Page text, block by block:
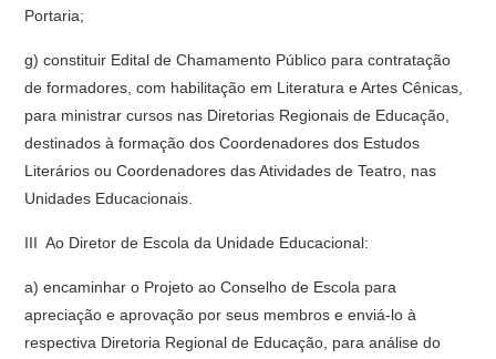
Portaria;
g) constituir Edital de Chamamento Público para contratação
de formadores, com habilitação em Literatura e Artes Cênicas,
para ministrar cursos nas Diretorias Regionais de Educação,
destinados à formação dos Coordenadores dos Estudos
Literários ou Coordenadores das Atividades de Teatro, nas
Unidades Educacionais.
III  Ao Diretor de Escola da Unidade Educacional:
a) encaminhar o Projeto ao Conselho de Escola para
apreciação e aprovação por seus membros e enviá-lo à
respectiva Diretoria Regional de Educação, para análise do